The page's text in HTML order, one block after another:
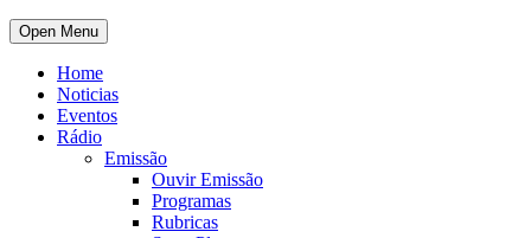
Open Menu
Home
Noticias
Eventos
Rádio
Emissão
Ouvir Emissão
Programas
Rubricas